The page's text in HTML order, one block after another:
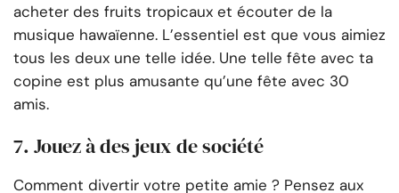
acheter des fruits tropicaux et écouter de la
musique hawaïenne. L’essentiel est que vous aimiez
tous les deux une telle idée. Une telle fête avec ta
copine est plus amusante qu’une fête avec 30
amis.
7. Jouez à des jeux de société
Comment divertir votre petite amie ? Pensez aux